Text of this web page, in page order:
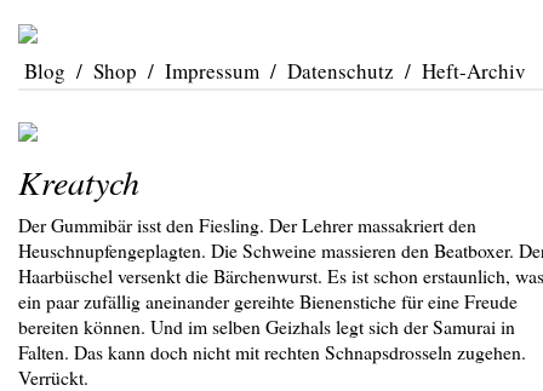
Blog / Shop / Impressum / Datenschutz / Heft-Archiv
Kreatych
Der Gummibär isst den Fiesling. Der Lehrer massakriert den
Heuschnupfengeplagten. Die Schweine massieren den Beatboxer.
Haarbüschel versenkt die Bärchenwurst. Es ist schon erstaunlich, was
ein paar zufällig aneinander gereihte Bienenstiche für eine Freude
bereiten können. Und im selben Geizhals legt sich der Samurai in
Falten. Das kann doch nicht mit rechten Schnapsdrosseln zugehen.
Verrückt.